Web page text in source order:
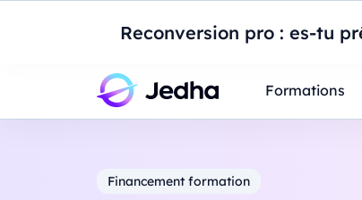
Reconversion pro : es-tu
Étudiants Parents
Formations
Financement formation